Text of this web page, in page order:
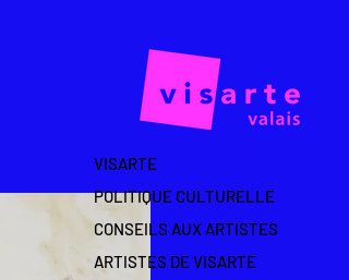
VISARTE
POLITIQUE CULTURELLE
CONSEILS AUX ARTISTES
ARTISTES DE VISARTE